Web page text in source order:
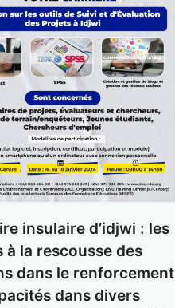
insulaire d’idjwi : les
à la rescousse des
dans le renforcement
dans divers